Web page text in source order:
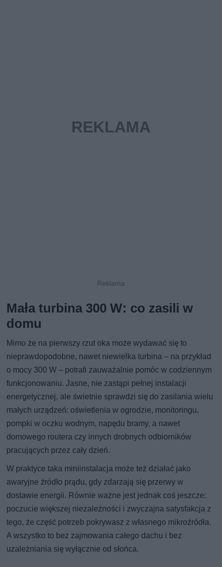
Mała turbina 300 W: co zasili w
domu
Mimo że na pierwszy rzut oka może wydawać się to
nieprawdopodobne, nawet niewielka turbina – na przykład
o mocy 300 W – potrafi zauważalnie pomóc w codziennym
funkcjonowaniu. Jasne, nie zastąpi pełnej instalacji
energetycznej, ale świetnie sprawdzi się do zasilania wielu
małych urządzeń: oświetlenia w ogrodzie, monitoringu,
pompki w oczku wodnym, napędu bramy, a nawet
domowego routera czy innych drobnych odbiorników
pracujących przez cały dzień.
W praktyce taka miniinstalacja może też działać jako
awaryjne źródło prądu, gdy zdarzają się przerwy w
dostawie energii. Równie ważne jest jednak coś jeszcze:
poczucie większej niezależności i zwyczajna satysfakcja z
tego, że część potrzeb pokrywasz z własnego mikroźródła.
A wszystko to bez zajmowania całego dachu i bez
uzależniania się wyłącznie od słońca.